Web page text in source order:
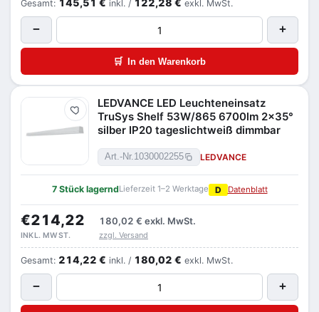
Gesamt: 145,51 € inkl. / 122,28 € exkl. MwSt.
− +
🛒 In den Warenkorb
Merken
LEDVANCE LED Leuchteneinsatz
TruSys Shelf 53W/865 6700lm 2x35°
silber IP20 tageslichtweiß dimmbar
Art.-Nr.1030002255 LEDVANCE
7 Stück lagerndLieferzeit 1–2 Werktage D Datenblatt
€214,22 180,02 € exkl. MwSt.
INKL. MWST. zzgl. Versand
Gesamt: 214,22 € inkl. / 180,02 € exkl. MwSt.
− +